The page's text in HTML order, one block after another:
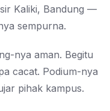
Kaliki, Bandung —
sempurna.
nya aman. Begitu
cacat. Podium-nya
pihak kampus.